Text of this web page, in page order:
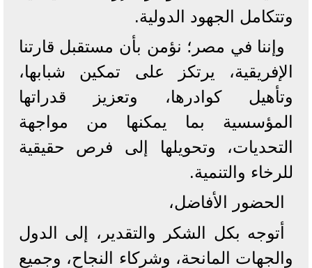
وتتكامل الجهود الدولية.
وإننا في مصر؛ نؤمن بأن مستقبل قارتنا
الإفريقية، يرتكز على تمكين شبابها،
وتأهيل كوادرها، وتعزيز قدراتها
المؤسسية بما يمكنها من مواجهة
التحديات، وتحويلها إلى فرص حقيقية
للرخاء والتنمية.
الحضور الأفاضل،
أتوجه بكل الشكر والتقدير، إلى الدول
والجهات المانحة، وشركاء النجاح، وجميع